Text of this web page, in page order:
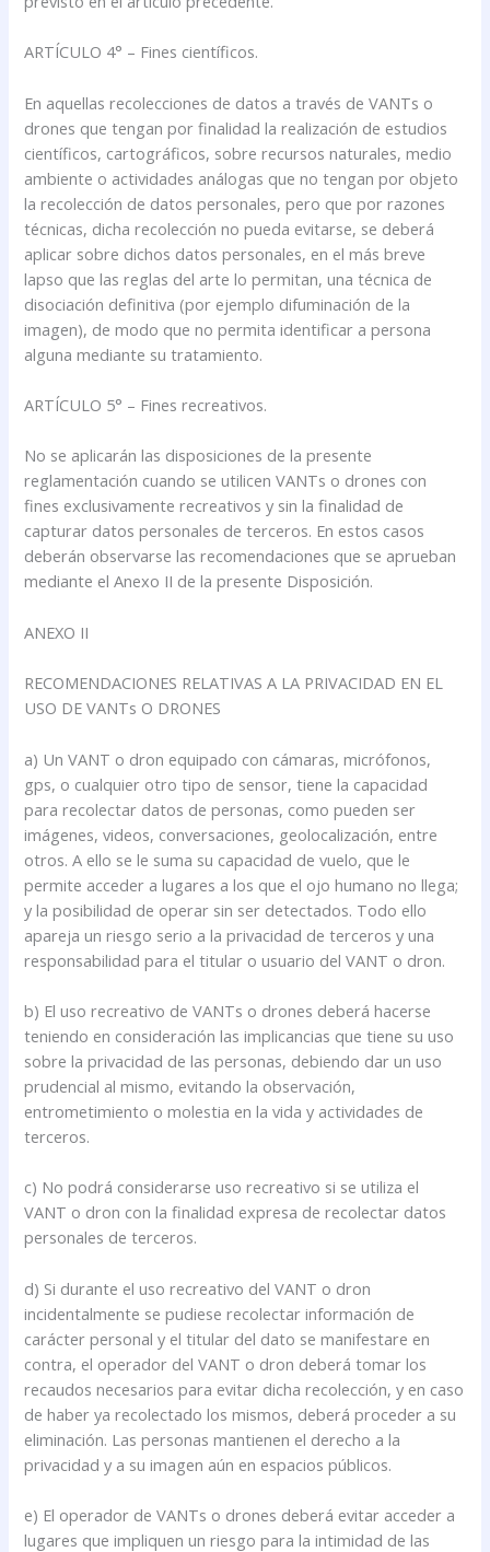
ARTÍCULO 4° – Fines científicos.
En aquellas recolecciones de datos a través de VANTs o
drones que tengan por finalidad la realización de estudios
científicos, cartográficos, sobre recursos naturales, medio
ambiente o actividades análogas que no tengan por objeto
la recolección de datos personales, pero que por razones
técnicas, dicha recolección no pueda evitarse, se deberá
aplicar sobre dichos datos personales, en el más breve
lapso que las reglas del arte lo permitan, una técnica de
disociación definitiva (por ejemplo difuminación de la
imagen), de modo que no permita identificar a persona
alguna mediante su tratamiento.
ARTÍCULO 5° – Fines recreativos.
No se aplicarán las disposiciones de la presente
reglamentación cuando se utilicen VANTs o drones con
fines exclusivamente recreativos y sin la finalidad de
capturar datos personales de terceros. En estos casos
deberán observarse las recomendaciones que se aprueban
mediante el Anexo II de la presente Disposición.
ANEXO II
RECOMENDACIONES RELATIVAS A LA PRIVACIDAD EN EL
USO DE VANTs O DRONES
a) Un VANT o dron equipado con cámaras, micrófonos,
gps, o cualquier otro tipo de sensor, tiene la capacidad
para recolectar datos de personas, como pueden ser
imágenes, videos, conversaciones, geolocalización, entre
otros. A ello se le suma su capacidad de vuelo, que le
permite acceder a lugares a los que el ojo humano no llega;
y la posibilidad de operar sin ser detectados. Todo ello
apareja un riesgo serio a la privacidad de terceros y una
responsabilidad para el titular o usuario del VANT o dron.
b) El uso recreativo de VANTs o drones deberá hacerse
teniendo en consideración las implicancias que tiene su uso
sobre la privacidad de las personas, debiendo dar un uso
prudencial al mismo, evitando la observación,
entrometimiento o molestia en la vida y actividades de
terceros.
c) No podrá considerarse uso recreativo si se utiliza el
VANT o dron con la finalidad expresa de recolectar datos
personales de terceros.
d) Si durante el uso recreativo del VANT o dron
incidentalmente se pudiese recolectar información de
carácter personal y el titular del dato se manifestare en
contra, el operador del VANT o dron deberá tomar los
recaudos necesarios para evitar dicha recolección, y en caso
de haber ya recolectado los mismos, deberá proceder a su
eliminación. Las personas mantienen el derecho a la
privacidad y a su imagen aún en espacios públicos.
e) El operador de VANTs o drones deberá evitar acceder a
lugares que impliquen un riesgo para la intimidad de las